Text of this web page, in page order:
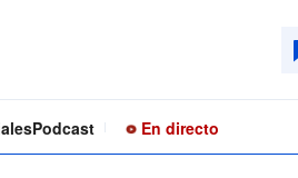
Podcast En directo